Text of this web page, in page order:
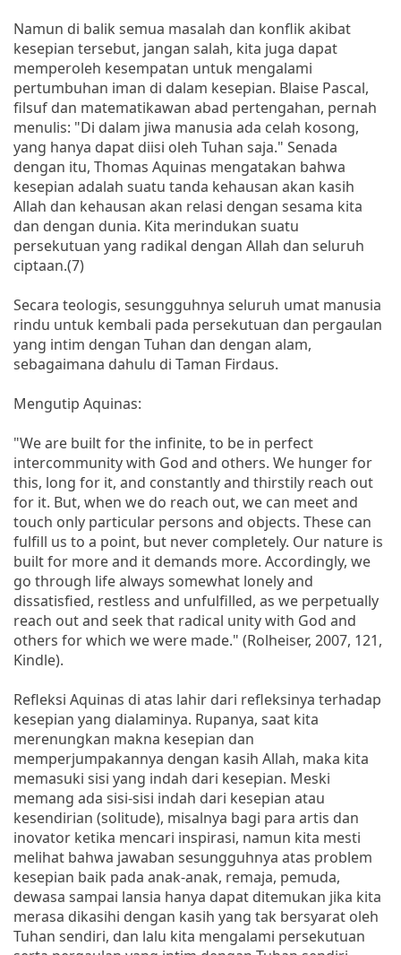
Namun di balik semua masalah dan konflik akibat
kesepian tersebut, jangan salah, kita juga dapat
memperoleh kesempatan untuk mengalami
pertumbuhan iman di dalam kesepian. Blaise Pascal,
filsuf dan matematikawan abad pertengahan, pernah
menulis: "Di dalam jiwa manusia ada celah kosong,
yang hanya dapat diisi oleh Tuhan saja." Senada
dengan itu, Thomas Aquinas mengatakan bahwa
kesepian adalah suatu tanda kehausan akan kasih
Allah dan kehausan akan relasi dengan sesama kita
dan dengan dunia. Kita merindukan suatu
persekutuan yang radikal dengan Allah dan seluruh
ciptaan.(7)
Secara teologis, sesungguhnya seluruh umat manusia
rindu untuk kembali pada persekutuan dan pergaulan
yang intim dengan Tuhan dan dengan alam,
sebagaimana dahulu di Taman Firdaus.
Mengutip Aquinas:
"We are built for the infinite, to be in perfect
intercommunity with God and others. We hunger for
this, long for it, and constantly and thirstily reach out
for it. But, when we do reach out, we can meet and
touch only particular persons and objects. These can
fulfill us to a point, but never completely. Our nature is
built for more and it demands more. Accordingly, we
go through life always somewhat lonely and
dissatisfied, restless and unfulfilled, as we perpetually
reach out and seek that radical unity with God and
others for which we were made." (Rolheiser, 2007, 121,
Kindle).
Refleksi Aquinas di atas lahir dari refleksinya terhadap
kesepian yang dialaminya. Rupanya, saat kita
merenungkan makna kesepian dan
memperjumpakannya dengan kasih Allah, maka kita
memasuki sisi yang indah dari kesepian. Meski
memang ada sisi-sisi indah dari kesepian atau
kesendirian (solitude), misalnya bagi para artis dan
inovator ketika mencari inspirasi, namun kita mesti
melihat bahwa jawaban sesungguhnya atas problem
kesepian baik pada anak-anak, remaja, pemuda,
dewasa sampai lansia hanya dapat ditemukan jika kita
merasa dikasihi dengan kasih yang tak bersyarat oleh
Tuhan sendiri, dan lalu kita mengalami persekutuan